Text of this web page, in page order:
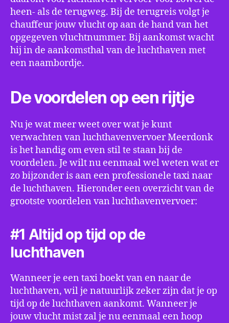
heen- als de terugweg. Bij de terugreis volgt je
chauffeur jouw vlucht op aan de hand van het
opgegeven vluchtnummer. Bij aankomst wacht
hij in de aankomsthal van de luchthaven met
een naambordje.
De voordelen op een rijtje
Nu je wat meer weet over wat je kunt
verwachten van luchthavenvervoer Meerdonk
is het handig om even stil te staan bij de
voordelen. Je wilt nu eenmaal wel weten wat er
zo bijzonder is aan een professionele taxi naar
de luchthaven. Hieronder een overzicht van de
grootste voordelen van luchthavenvervoer:
#1 Altijd op tijd op de
luchthaven
Wanneer je een taxi boekt van en naar de
luchthaven, wil je natuurlijk zeker zijn dat je op
tijd op de luchthaven aankomt. Wanneer je
jouw vlucht mist zal je nu eenmaal een hoop